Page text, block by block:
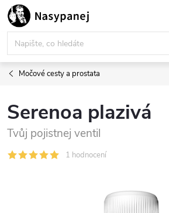
Přejít
na
obsah
Močové cesty a prostata
Serenoa plazivá
Tvůj pojistnej ventil
1 hodnocení